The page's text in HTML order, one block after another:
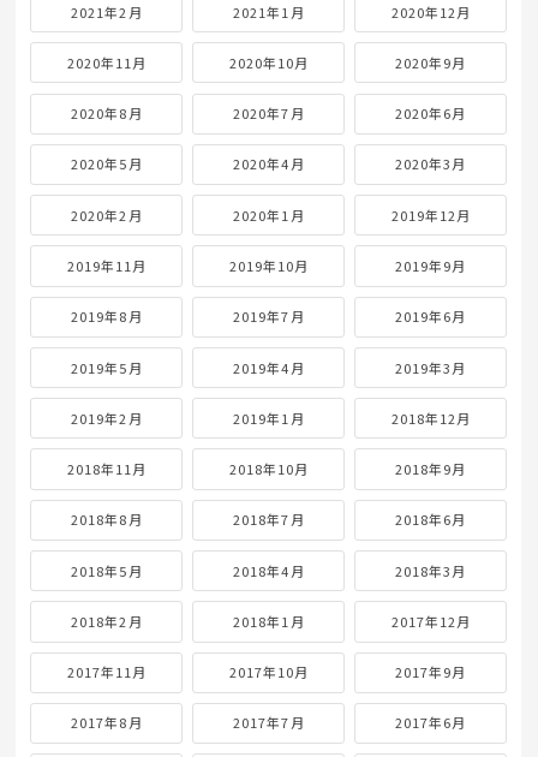
2021年2月 2021年1月 2020年12月
2020年11月 2020年10月 2020年9月
2020年8月 2020年7月 2020年6月
2020年5月 2020年4月 2020年3月
2020年2月 2020年1月 2019年12月
2019年11月 2019年10月 2019年9月
2019年8月 2019年7月 2019年6月
2019年5月 2019年4月 2019年3月
2019年2月 2019年1月 2018年12月
2018年11月 2018年10月 2018年9月
2018年8月 2018年7月 2018年6月
2018年5月 2018年4月 2018年3月
2018年2月 2018年1月 2017年12月
2017年11月 2017年10月 2017年9月
2017年8月 2017年7月 2017年6月